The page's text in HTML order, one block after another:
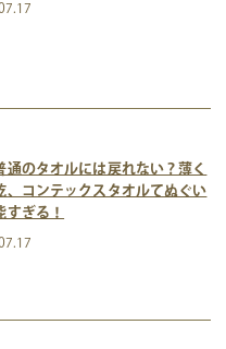
通のタオルには戻れない？薄く
、コンテックスタオルてぬぐい
すぎる！